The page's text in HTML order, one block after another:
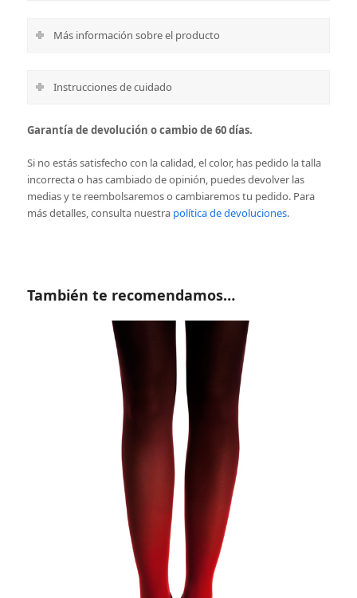
Más información sobre el producto
Instrucciones de cuidado
Garantía de devolución o cambio de 60 días.
Si no estás satisfecho con la calidad, el color, has pedido la talla
incorrecta o has cambiado de opinión, puedes devolver las
medias y te reembolsaremos o cambiaremos tu pedido. Para
más detalles, consulta nuestra política de devoluciones.
También te recomendamos…